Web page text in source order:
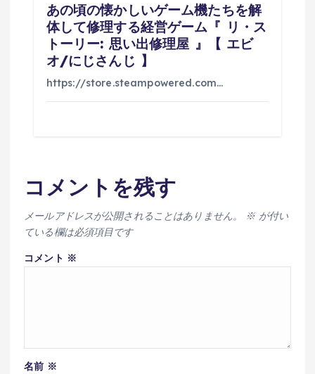
あの頃の懐かしいゲーム機たちを解
体して修理する経営ゲーム『 リ・ス
トーリー: 思い出修理屋 』【 エビ
オ/にじさんじ 】
https://store.steampowered.com…
コメントを残す
メールアドレスが公開されることはありません。 ※が付い
ている欄は必須項目です
コメント ※
名前 ※